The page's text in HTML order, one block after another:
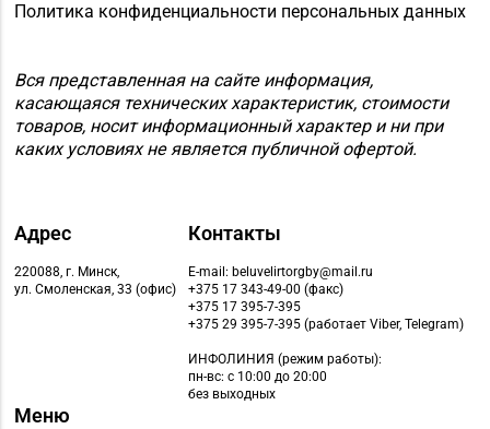
Политика конфиденциальности персональных данных
Вся представленная на сайте информация,
касающаяся технических характеристик, стоимости
товаров, носит информационный характер и ни при
каких условиях не является публичной офертой.
Адрес
220088, г. Минск,
ул. Смоленская, 33 (офис)
Контакты
E-mail: beluvelirtorgby@mail.ru
+375 17 343-49-00 (факс)
+375 17 395-7-395
+375 29 395-7-395 (работает Viber, Telegram)
ИНФОЛИНИЯ (режим работы):
пн-вс: с 10:00 до 20:00
без выходных
Меню